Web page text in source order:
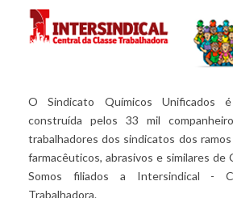
O Sindicato Químicos Unificados é
construída pelos 33 mil
trabalhadores dos sindicatos dos
farmacêuticos, abrasivos e similares de
Somos filiados a Intersindical -
Trabalhadora.